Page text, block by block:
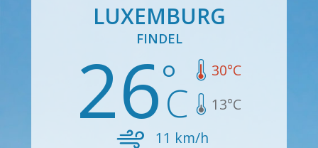
LUXEMBURG
FINDEL
26 30°C
13°C
11 km/h